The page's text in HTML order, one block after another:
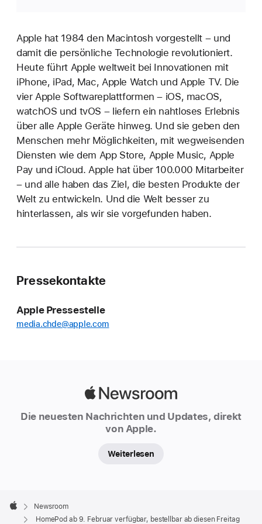
Apple hat 1984 den Macintosh vorgestellt – und
damit die persönliche Technologie revolutioniert.
Heute führt Apple weltweit bei Innovationen mit
iPhone, iPad, Mac, Apple Watch und Apple TV. Die
vier Apple Softwareplattformen – iOS, macOS,
watchOS und tvOS – liefern ein nahtloses Erlebnis
über alle Apple Geräte hinweg. Und sie geben den
Menschen mehr Möglichkeiten, mit wegweisenden
Diensten wie dem App Store, Apple Music, Apple
Pay und iCloud. Apple hat über 100.000 Mitarbeiter
– und alle haben das Ziel, die besten Produkte der
Welt zu entwickeln. Und die Welt besser zu
hinterlassen, als wir sie vorgefunden haben.
Pressekontakte
Apple Pressestelle
media.chde@apple.com
Die neuesten Nachrichten und Updates, direkt
von Apple.
Weiterlesen
Footer

Apple
Newsroom
HomePod ab 9. Februar verfügbar, bestellbar ab diesen Freitag